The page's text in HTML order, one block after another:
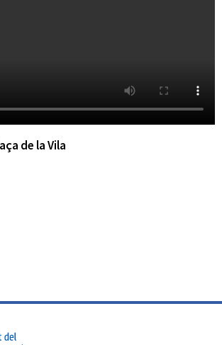
de la Vila